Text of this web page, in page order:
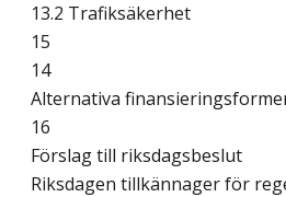
13.2 Trafiksäkerhet
15
14
Alternativa
16
Förslag till riksdagsbeslut
Riksdagen tillkännager för